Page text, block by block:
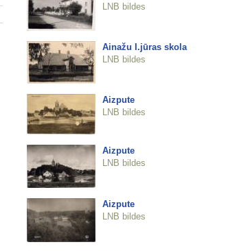
LNB bildes
Ainažu I.jūras skola
LNB bildes
Aizpute
LNB bildes
Aizpute
LNB bildes
Aizpute
LNB bildes